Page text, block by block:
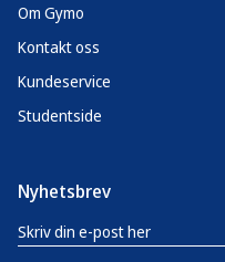
Om Gymo
Kontakt oss
Kundeservice
Studentside
Nyhetsbrev